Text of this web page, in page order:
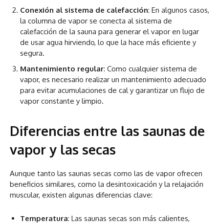
Conexión al sistema de calefacción: En algunos casos,
la columna de vapor se conecta al sistema de
calefacción de la sauna para generar el vapor en lugar
de usar agua hirviendo, lo que la hace más eficiente y
segura.
Mantenimiento regular: Como cualquier sistema de
vapor, es necesario realizar un mantenimiento adecuado
para evitar acumulaciones de cal y garantizar un flujo de
vapor constante y limpio.
Diferencias entre las saunas de
vapor y las secas
Aunque tanto las saunas secas como las de vapor ofrecen
beneficios similares, como la desintoxicación y la relajación
muscular, existen algunas diferencias clave:
Temperatura: Las saunas secas son más calientes,